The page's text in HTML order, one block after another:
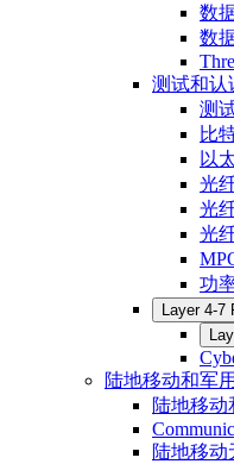
数
数
测试和认
测
比
以
光
光
光
功
Layer 4-7
陆地移动和军
陆地移
陆地移